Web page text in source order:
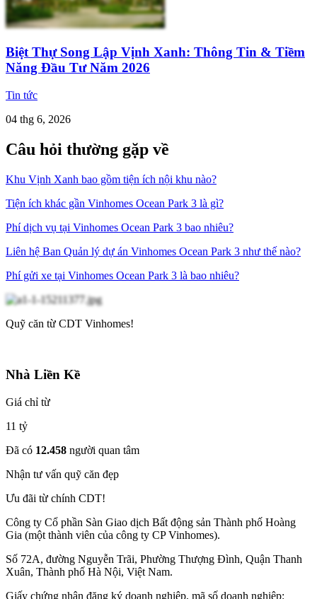
Biệt Thự Song Lập Vịnh Xanh: Thông Tin & Tiềm
Năng Đầu Tư Năm 2026
Tin tức
04 thg 6, 2026
Câu hỏi thường gặp về
Khu Vịnh Xanh bao gồm tiện ích nội khu nào?
Tiện ích khác gần Vinhomes Ocean Park 3 là gì?
Phí dịch vụ tại Vinhomes Ocean Park 3 bao nhiêu?
Liên hệ Ban Quản lý dự án Vinhomes Ocean Park 3 như thế nào?
Phí gửi xe tại Vinhomes Ocean Park 3 là bao nhiêu?
Quỹ căn từ CDT Vinhomes!
Nhà Liền Kề
Giá chỉ từ
11 tỷ
Đã có 12.458 người quan tâm
Nhận tư vấn quỹ căn đẹp
Ưu đãi từ chính CDT!
Công ty Cổ phần Sàn Giao dịch Bất động sản Thành phố Hoàng
Gia (một thành viên của công ty CP Vinhomes).
Số 72A, đường Nguyễn Trãi, Phường Thượng Đình, Quận Thanh
Xuân, Thành phố Hà Nội, Việt Nam.
Giấy chứng nhận đăng ký doanh nghiệp, mã số doanh nghiệp: